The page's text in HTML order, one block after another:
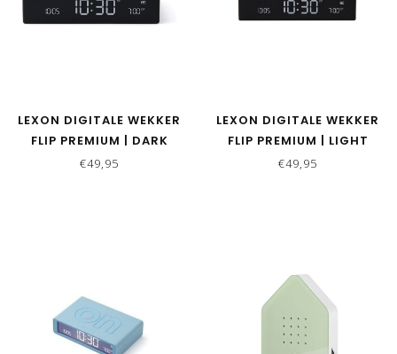
LEXON DIGITALE WEKKER
FLIP PREMIUM | DARK
GREEN
€49,95
LEXON DIGITALE WEKKER
FLIP PREMIUM | LIGHT
PURPLE
€49,95